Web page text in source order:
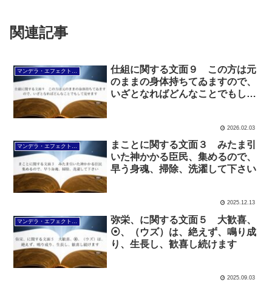
関連記事
マンデラ・エフェクト文面（2025年6月24日～
仕組に関する文面９ この方は元
のままの身体持ちてゐますので、
いざとなればどんなことでもして
2026.02.03
マンデラ・エフェクト文面（2025年6月24日～
まことに関する文面３ みたま引
いた神かかる臣民、集めるので、
早う身魂、掃除、洗濯して下さい
2025.12.13
弥栄、に関する文面５ 大歓喜、
⦿、（ウズ）は、絶えず、鳴り成
り、生長し、歓喜し続けます
2025.09.03